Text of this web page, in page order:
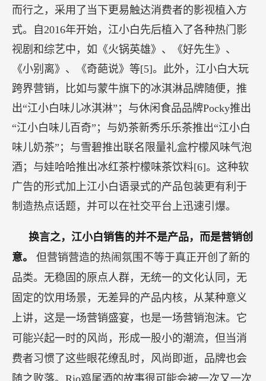
而行之，采用了当下更易触达消费者的影视植入方
式。自2016年开始，江小白先后植入了各种热门影
视剧和综艺中，如《火锅英雄》、《好先生》、
《小别离》、《奇葩说》等[5]。此外，江小白大玩
跨界营销，比如与蒙牛旗下的冰淇淋品牌随便，推
出“江小白味儿冰淇淋”；与休闲食品品牌Pocky推出
“江小白味儿百奇”；与奶茶新秀乐乐茶推出“江小白
味儿奶茶”；与雪碧推出联名限量礼盒柠檬风味气泡
酒；与娃哈哈推出冰红茶柠檬味茶饮料[6]。这种软
广告的形式加上江小白语录式的产品包装更有利于
制造热点话题，并可以在社交平台上迅速引爆。
换言之，江小白销售的并不是产品，而是营销创
意。 但营销营造的热闹氛围不等于真正开创了新的
品类。无稳固的原点人群，无统一的文化认同，无
固定的饮用场景，无差异的产品内核，从某种意义
上讲，这是一场营销盛宴，也是一场营销泡沫。它
可能兴起一时的风尚，形成一股小的潮流，但当消
费者习惯了这些眼花缭乱时，风尚即逝，品牌也会
随之败落。Rio鸡尾酒的故事很可能会被一次又一次